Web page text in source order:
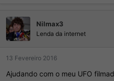
Nilmax3
Lenda da internet
13 Fevereiro 2016
Ajudando com o meu UFO